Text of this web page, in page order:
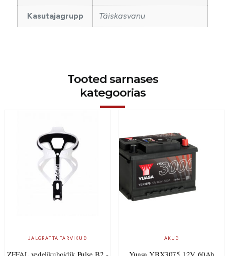
Kasutajagrupp Täiskasvanu
Tooted sarnases
kategoorias
JALGRATTA TARVIKUD AKUD